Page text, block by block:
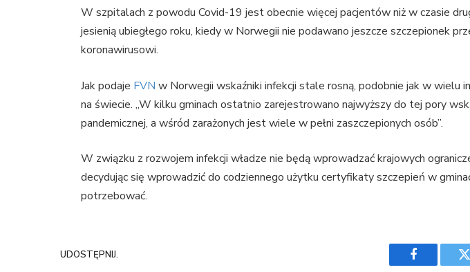
W szpitalach z powodu Covid-19 jest obecnie więcej pacjentów niż w czasie
jesienią ubiegłego roku, kiedy w Norwegii nie podawano jeszcze szczepionek
koronawirusowi.
Jak podaje FVN w Norwegii wskaźniki infekcji stale rosną, podobnie jak w wielu
na świecie. „W kilku gminach ostatnio zarejestrowano najwyższy do tej pory
pandemicznej, a wśród zarażonych jest wiele w pełni zaszczepionych osób”.
W związku z rozwojem infekcji władze nie będą wprowadzać krajowych
decydując się wprowadzić do codziennego użytku certyfikaty szczepień w
potrzebować.
UDOSTĘPNIJ.
Facebook